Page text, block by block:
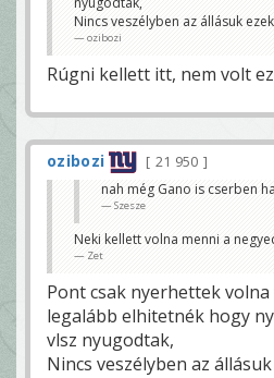
Nincs veszélyben az állásuk
ozibozi
Rúgni kellett itt, nem volt
ozibozi
21 950
nah még Gano is cserben
Szesze
Neki kellett volna menni a
Zet
Pont csak nyerhettek
legalább elhitetnék hogy
vlsz nyugodtak,
Nincs veszélyben az